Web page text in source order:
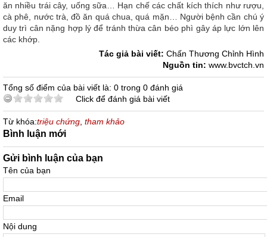
ăn nhiều trái cây, uống sữa… Hạn chế các chất kích thích như rượu,
cà phê, nước trà, đồ ăn quá chua, quá mặn… Người bệnh cần chú ý
duy trì cân nặng hợp lý để tránh thừa cân béo phì gây áp lực lớn lên
các khớp.
Tác giả bài viết: Chấn Thương Chỉnh Hình
Nguồn tin: www.bvctch.vn
Tổng số điểm của bài viết là: 0 trong 0 đánh giá
Click để đánh giá bài viết
Từ khóa:triệu chứng tham khảo
Bình luận mới
Gửi bình luận của bạn
Tên của bạn
Email
Nội dung